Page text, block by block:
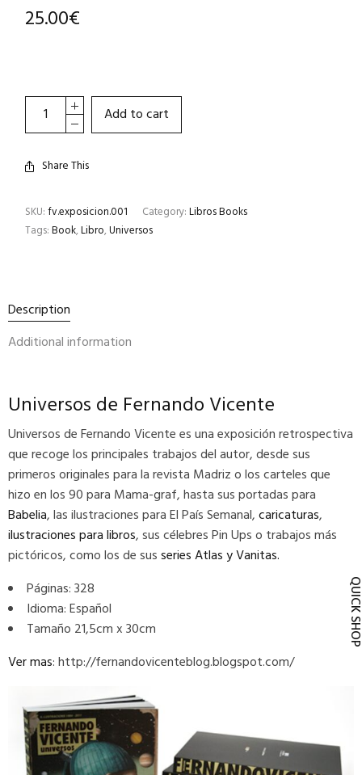
25.00€
Add to cart
Share This
SKU:fv.exposicion.001 Category:Libros Books
Tags:Book,Libro,Universos
Description
Additional information
Universos de Fernando Vicente
Universos de Fernando Vicente es una exposición retrospectiva
que recoge los principales trabajos del autor, desde sus
primeros originales para la revista Madriz o los carteles que
hizo en los 90 para Mama-graf, hasta sus portadas para
Babelia, las ilustraciones para El País Semanal,caricaturas,
ilustraciones para libros, sus célebres Pin Ups o trabajos más
pictóricos, como los de susseries Atlas y Vanitas.
Páginas: 328
Idioma: Español
Tamaño 21,5cm x 30cm
Ver mas: http://fernandovicenteblog.blogspot.com/